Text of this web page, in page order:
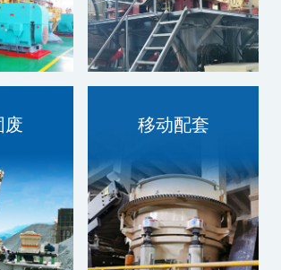
废
量为本
移动配套
技术过硬，质量为本